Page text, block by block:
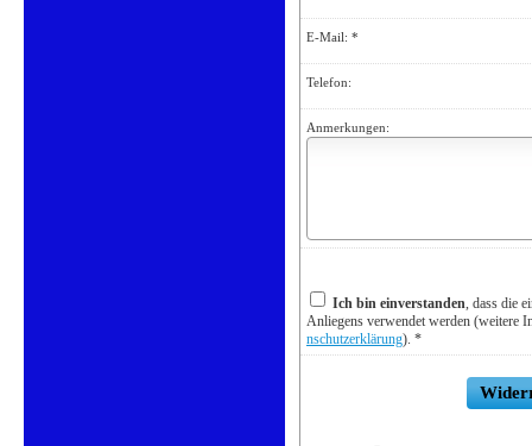
E-Mail: *
Telefon:
Anmerkungen:
Ich bin einverstanden, dass die
Anliegens verwendet werden (weitere
nschutzerklärung). *